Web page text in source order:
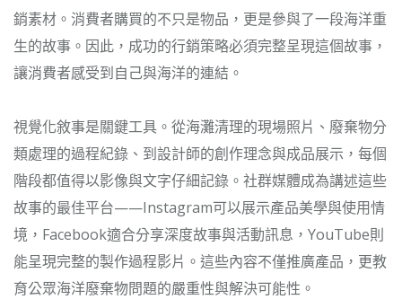
銷素材。消費者購買的不只是物品，更是參與了一段海洋重
生的故事。因此，成功的行銷策略必須完整呈現這個故事，
讓消費者感受到自己與海洋的連結。
視覺化敘事是關鍵工具。從海灘清理的現場照片、廢棄物分
類處理的過程紀錄、到設計師的創作理念與成品展示，每個
階段都值得以影像與文字仔細記錄。社群媒體成為講述這些
故事的最佳平台——Instagram可以展示產品美學與使用情
境，Facebook適合分享深度故事與活動訊息，YouTube則
能呈現完整的製作過程影片。這些內容不僅推廣產品，更教
育公眾海洋廢棄物問題的嚴重性與解決可能性。